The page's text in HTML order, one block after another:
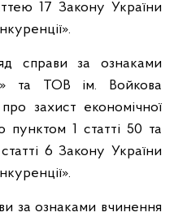
17 Закону України
за ознаками
та ТОВ ім. Войкова
захист економічної
пунктом 1 статті 50 та
6 Закону України
за ознаками вчинення